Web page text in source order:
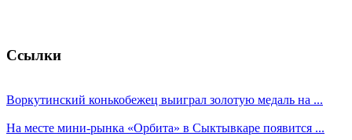
Ссылки
Воркутинский конькобежец выиграл золотую медаль на ...
На месте мини-рынка «Орбита» в Сыктывкаре появится ...